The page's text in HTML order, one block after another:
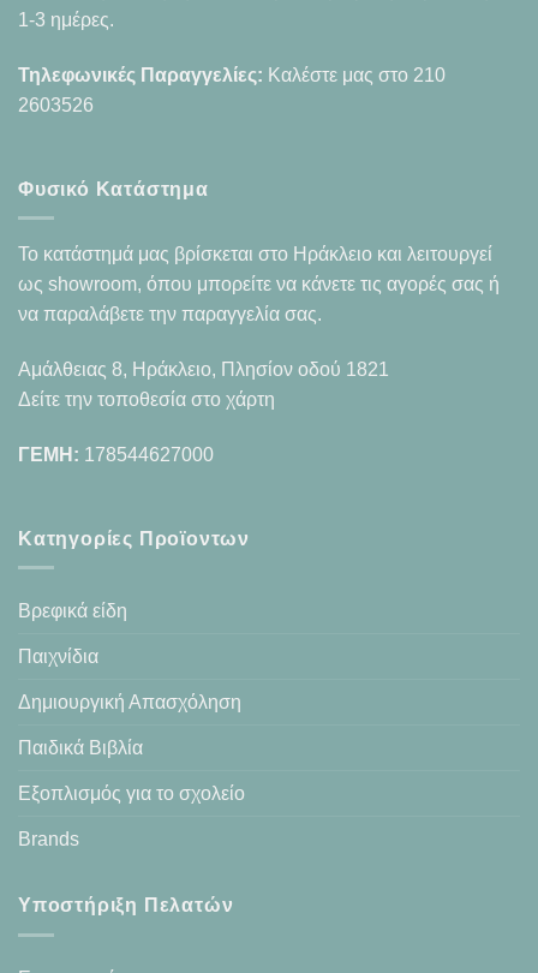
1-3 ημέρες.
Τηλεφωνικές Παραγγελίες: Καλέστε μας στο 210
2603526
Φυσικό Κατάστημα
Το κατάστημά μας βρίσκεται στο Ηράκλειο και λειτουργεί
ως showroom, όπου μπορείτε να κάνετε τις αγορές σας ή
να παραλάβετε την παραγγελία σας.
Αμάλθειας 8, Ηράκλειο, Πλησίον οδού 1821
Δείτε την τοποθεσία στο χάρτη
ΓΕΜΗ: 178544627000
Κατηγορίες Προϊοντων
Βρεφικά είδη
Παιχνίδια
Δημιουργική Απασχόληση
Παιδικά Βιβλία
Εξοπλισμός για το σχολείο
Brands
Υποστήριξη Πελατών